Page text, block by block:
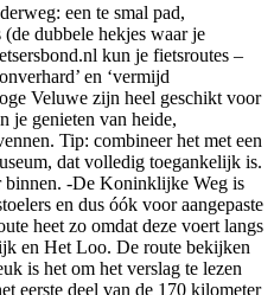
een te smal pad,
dubbele hekjes waar je
kun je fietsroutes –
en ‘vermijd
Veluwe zijn heel geschikt voor
je genieten van heide,
Tip: combineer het met een
dat volledig toegankelijk is.
binnen. -De Koninklijke Weg is
en dus óók voor aangepaste
heet zo omdat deze voert langs
en Het Loo. De route bekijken
is het om het verslag te lezen
eerste deel van de 170 kilometer